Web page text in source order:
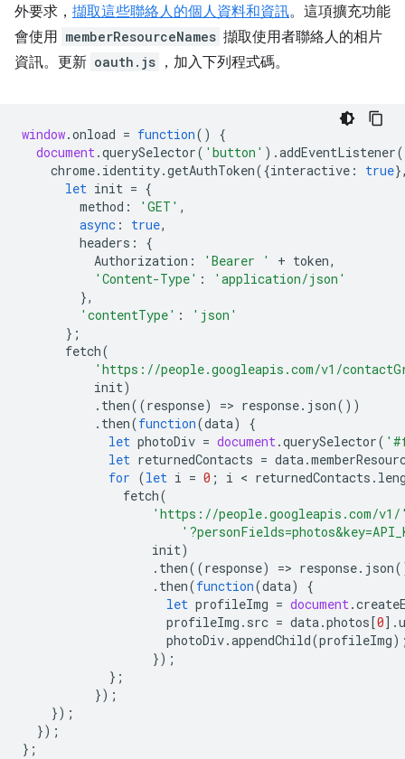
外要求， 擷取這些聯絡人的個人資料和資訊。這項擴充功能
會使用 memberResourceNames 擷取使用者聯絡人的相片
資訊。更新 oauth.js ，加入下列程式碼。
window.onload = function()
{
document.querySelector( 'button' ).addEventListener(
chrome. identity.getAuthToken({interactive : true
let init = {
method : 'GET' ,
async : true,
headers :
{
Authorization : 'Bearer ' + token,
'Content-Type' :
'application/json'
},
'contentType' :
'json'
};
fetch(
'https://people.googleapis.com/v1/
init)
. then((response) => response. json())
. then(function(data)
{
let photoDiv = document.querySelector(
let returnedContacts = data.
for (let i = 0 ; i < returnedContacts .
fetch(
'https://people.googleapis.com/
init)
. then((response) => response. json
. then(function(data)
{
let profileImg = document.
profileImg . src = data.photos [0].
photoDiv.appendChild(profileImg
});
};
});
});
});
};